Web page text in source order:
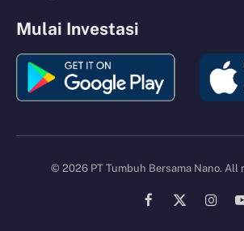
Mulai Investasi
© 2026 PT Tumbuh Bersama Nano. All
Facebook
X